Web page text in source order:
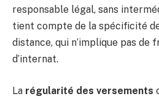
responsable légal, sans
tient compte de la spécificité
distance, qui n’implique pas de
d’internat.
La régularité des versements